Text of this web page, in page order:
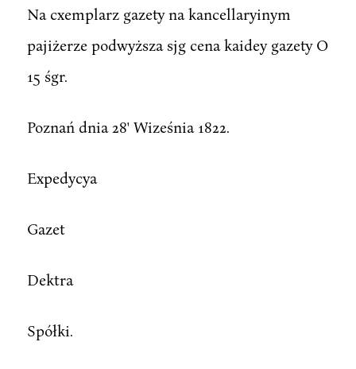
Na cxemplarz gazety na kancellaryinym
pajiżerze podwyższa sjg cena kaidey gazety O
15 śgr.
Poznań dnia 28' Wiześnia 1822.
Expedycya
Gazet
Dektra
Spółki.